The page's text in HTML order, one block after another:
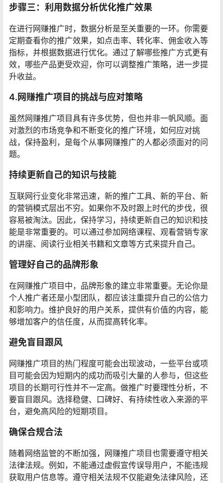
步骤三：利用数据分析优化推广效果
在进行网赚推广时，数据分析是至关重要的一环。你需要
定期查看你的推广效果，如点击率、转化率、佣金收入等
指标，并根据数据进行优化。通过了解哪些推广方式更有
效，哪些产品更受欢迎，你可以调整推广策略，进一步提
升收益。
4.网赚推广项目的挑战与应对策略
虽然网赚推广项目具有许多优势，但也并非一帆风顺。面
对激烈的市场竞争和不断变化的推广环境，如何应对挑
战，保持盈利，是每个从事网赚推广的人都必须面对的问
题。
持续更新自己的知识与技能
互联网行业变化非常迅速，新的推广工具、新的平台、新
的营销模式层出不穷。如果你不及时跟上时代的步伐，很
容易被淘汰。因此，保持学习，持续更新自己的知识和技
能是非常重要的。可以通过参加网络课程、观看营销专家
的讲座、阅读行业相关书籍和文章等方式来提升自己。
管理好自己的品牌形象
在网赚推广项目中，品牌形象的建立非常重要。无论你是
个人推广者还是小型团队，都应该注重提升自己的公信力
和影响力。维护良好的用户关系，提供有价值的内容，能
够增加客户的信任度，从而提高转化率。
避免盲目跟风
网赚推广项目的热门程度可能会出现波动，一些平台或项
目可能会因为短期内的成功而吸引大量的人参与，但这些
项目的长期可行性并不一定高。做推广时要理性分析，不
要盲目跟风。选择稳健、口碑好、有持续性收入来源的平
台，避免高风险的短期项目。
确保合规合法
随着网络监管的不断加强，网赚推广项目也需要遵守相关
法律法规。例如，不能通过虚假宣传误导用户，不能违规
获取用户信息等。遵守相关法规不仅能避免法律风险，还